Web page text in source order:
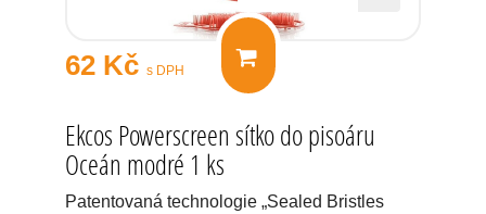
62 Kč s DPH
Ekcos Powerscreen sítko do pisoáru
Oceán modré 1 ks
Patentovaná technologie „Sealed Bristles